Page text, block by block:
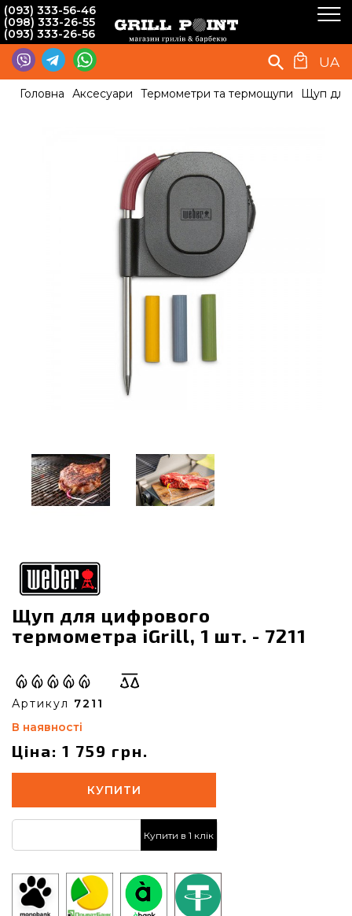
(093) 333-56-46
(098) 333-26-55
(093) 333-26-56
UA
Головна Аксесуари Термометри та термощупи Щуп для
Щуп для цифрового
термометра iGrill, 1 шт. - 7211
Артикул 7211
В наявності
Ціна: 1 759 грн.
КУПИТИ
Купити в 1 клік